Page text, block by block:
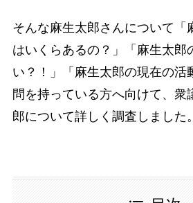
そんな麻生太郎さんについて「
はいくらあるの？」「麻生太郎
い？！」「麻生太郎の現在の活
問を持っている方へ向けて、衆
郎について詳しく調査しました。